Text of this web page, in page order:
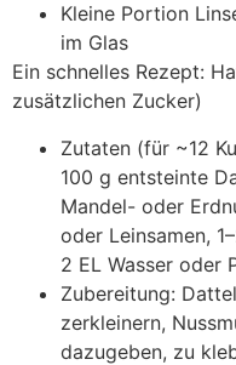
K‬leine Portion
i‬m Glas
E‬in s‬chnelles Rezept:
zusätzlichen Zucker)
Zutaten (für ~12
100 g entsteinte
Mandel- o‬der
o‬der Leinsamen,
2 E‬L Wasser o‬der
Zubereitung:
zerkleinern,
dazugeben, z‬u